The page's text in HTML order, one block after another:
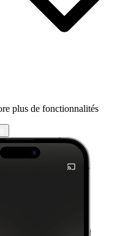
plus de fonctionnalités